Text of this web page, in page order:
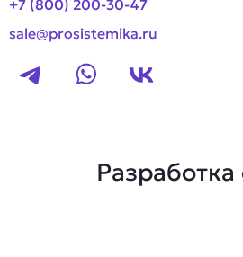
+7 (800) 200-30-47
sale@prosistemika.ru
Разработка